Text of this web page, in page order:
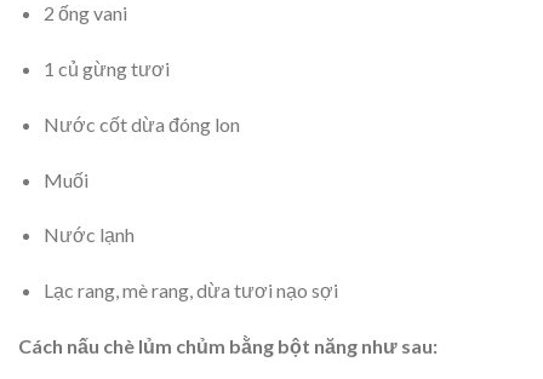
2 ống vani
1 củ gừng tươi
Nước cốt dừa đóng lon
Muối
Nước lạnh
Lạc rang, mè rang, dừa tươi nạo sợi
Cách nấu chè lủm chủm bằng bột năng như sau: